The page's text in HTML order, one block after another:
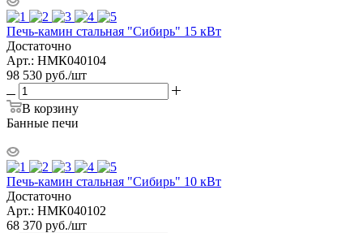
Печь-камин стальная "Сибирь" 15 кВт
Достаточно
Арт.: НМК040104
98 530 руб./шт
В корзину
Банные печи
Печь-камин стальная "Сибирь" 10 кВт
Достаточно
Арт.: НМК040102
68 370 руб./шт